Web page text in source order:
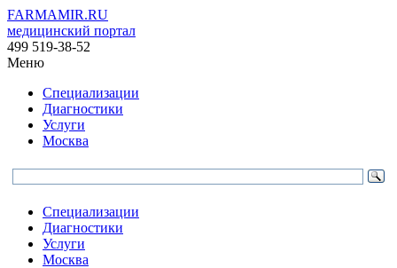
FARMAMIR.RU
медицинский портал
499 519-38-52
Меню
Специализации
Диагностики
Услуги
Москва
Специализации
Диагностики
Услуги
Москва